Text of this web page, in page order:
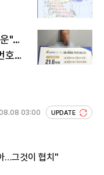
"…
호조
03:00 UPDATE
…그것이 협치"